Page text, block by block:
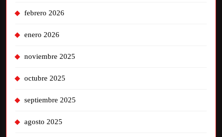
febrero 2026
enero 2026
noviembre 2025
octubre 2025
septiembre 2025
agosto 2025